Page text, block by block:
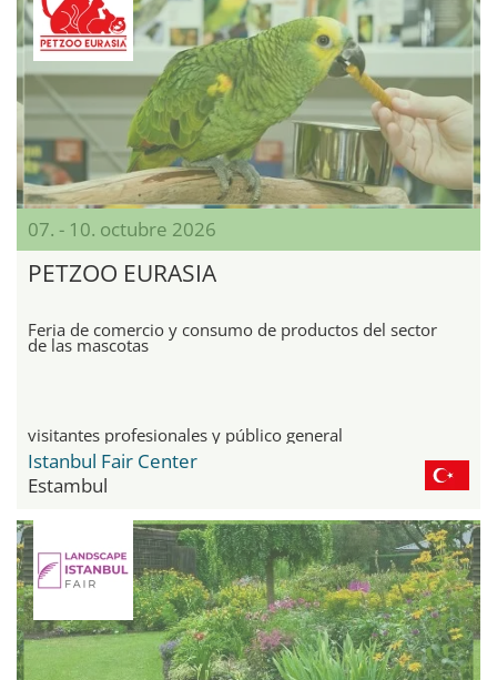
07. - 10. octubre 2026
PETZOO EURASIA
Feria de comercio y consumo de productos del sector
de las mascotas
visitantes profesionales y público general
Istanbul Fair Center
Estambul